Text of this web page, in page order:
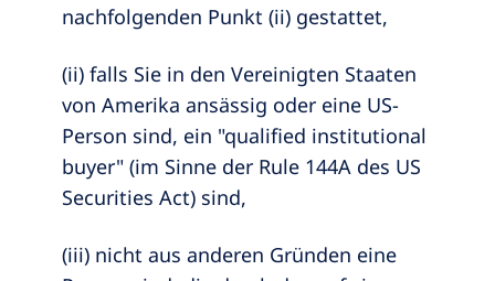
nachfolgenden Punkt (ii) gestattet,
(ii) falls Sie in den Vereinigten Staaten
von Amerika ansässig oder eine US-
Person sind, ein "qualified institutional
buyer" (im Sinne der Rule 144A des US
Securities Act) sind,
(iii) nicht aus anderen Gründen eine